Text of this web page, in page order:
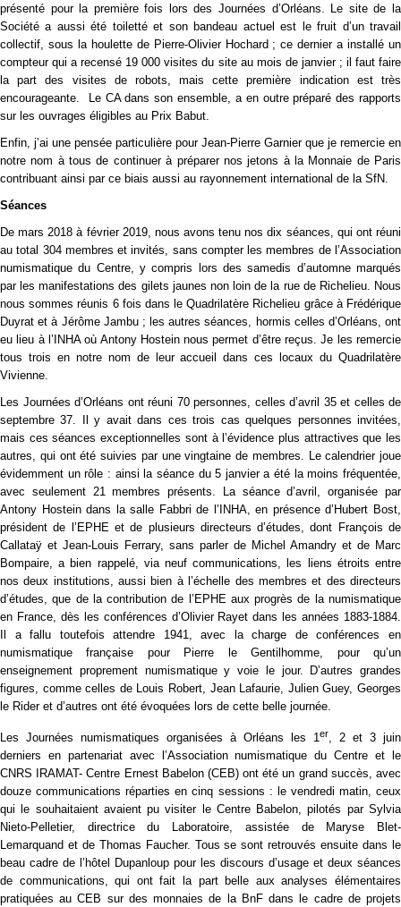
présenté pour la première fois lors des Journées d’Orléans. Le site de la
Société a aussi été toiletté et son bandeau actuel est le fruit d’un travail
collectif, sous la houlette de Pierre-Olivier Hochard ; ce dernier a installé un
compteur qui a recensé 19 000 visites du site au mois de janvier ; il faut faire
la part des visites de robots, mais cette première indication est très
encourageante. Le CA dans son ensemble, a en outre préparé des rapports
sur les ouvrages éligibles au Prix Babut.
Enfin, j’ai une pensée particulière pour Jean-Pierre Garnier que je remercie en
notre nom à tous de continuer à préparer nos jetons à la Monnaie de Paris
contribuant ainsi par ce biais aussi au rayonnement international de la SfN.
Séances
De mars 2018 à février 2019, nous avons tenu nos dix séances, qui ont réuni
au total 304 membres et invités, sans compter les membres de l’Association
numismatique du Centre, y compris lors des samedis d’automne marqués
par les manifestations des gilets jaunes non loin de la rue de Richelieu. Nous
nous sommes réunis 6 fois dans le Quadrilatère Richelieu grâce à Frédérique
Duyrat et à Jérôme Jambu ; les autres séances, hormis celles d’Orléans, ont
eu lieu à l’INHA où Antony Hostein nous permet d’être reçus. Je les remercie
tous trois en notre nom de leur accueil dans ces locaux du Quadrilatère
Vivienne.
Les Journées d’Orléans ont réuni 70 personnes, celles d’avril 35 et celles de
septembre 37. Il y avait dans ces trois cas quelques personnes invitées,
mais ces séances exceptionnelles sont à l’évidence plus attractives que les
autres, qui ont été suivies par une vingtaine de membres. Le calendrier joue
évidemment un rôle : ainsi la séance du 5 janvier a été la moins fréquentée,
avec seulement 21 membres présents. La séance d’avril, organisée par
Antony Hostein dans la salle Fabbri de l’INHA, en présence d’Hubert Bost,
président de l’EPHE et de plusieurs directeurs d’études, dont François de
Callataÿ et Jean-Louis Ferrary, sans parler de Michel Amandry et de Marc
Bompaire, a bien rappelé, via neuf communications, les liens étroits entre
nos deux institutions, aussi bien à l’échelle des membres et des directeurs
d’études, que de la contribution de l’EPHE aux progrès de la numismatique
en France, dès les conférences d’Olivier Rayet dans les années 1883-1884.
Il a fallu toutefois attendre 1941, avec la charge de conférences en
numismatique française pour Pierre le Gentilhomme, pour qu’un
enseignement proprement numismatique y voie le jour. D’autres grandes
figures, comme celles de Louis Robert, Jean Lafaurie, Julien Guey, Georges
le Rider et d’autres ont été évoquées lors de cette belle journée.
Les Journées numismatiques organisées à Orléans les 1er, 2 et 3 juin
derniers en partenariat avec l’Association numismatique du Centre et le
CNRS IRAMAT- Centre Ernest Babelon (CEB) ont été un grand succès, avec
douze communications réparties en cinq sessions : le vendredi matin, ceux
qui le souhaitaient avaient pu visiter le Centre Babelon, pilotés par Sylvia
Nieto-Pelletier, directrice du Laboratoire, assistée de Maryse Blet-
Lemarquand et de Thomas Faucher. Tous se sont retrouvés ensuite dans le
beau cadre de l’hôtel Dupanloup pour les discours d’usage et deux séances
de communications, qui ont fait la part belle aux analyses élémentaires
pratiquées au CEB sur des monnaies de la BnF dans le cadre de projets